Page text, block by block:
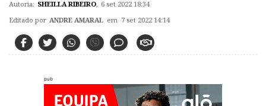
Autoria: SHEILLA RIBEIRO 6 set 2022 18:34
Editado por ANDRE AMARAL em 7 set 2022 14:14
pub